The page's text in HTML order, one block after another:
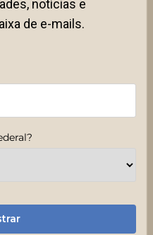
notícias e
de e-mails.